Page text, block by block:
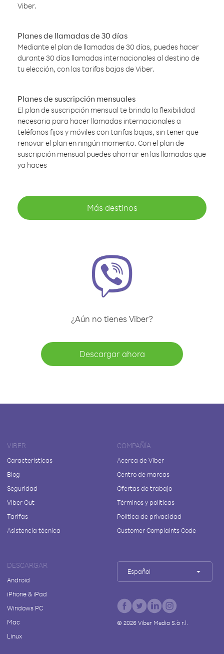
Viber.
Planes de llamadas de 30 días
Mediante el plan de llamadas de 30 días, puedes hacer
durante 30 días llamadas internacionales al destino de
tu elección, con las tarifas bajas de Viber.
Planes de suscripción mensuales
El plan de suscripción mensual te brinda la flexibilidad
necesaria para hacer llamadas internacionales a
teléfonos fijos y móviles con tarifas bajas, sin tener que
renovar el plan en ningún momento. Con el plan de
suscripción mensual puedes ahorrar en las llamadas que
ya haces
Más destinos
¿Aún no tienes Viber?
Descargar ahora
VIBER
Características
Blog
Seguridad
Viber Out
Tarifas
Asistencia técnica
COMPAÑÍA
Acerca de Viber
Centro de marcas
Ofertas de trabajo
Términos y políticas
Política de privacidad
Customer Complaints Code
DESCARGAR
Android
iPhone & iPad
Windows PC
Mac
Linux
Español
© 2026Viber Media S.à r.l.